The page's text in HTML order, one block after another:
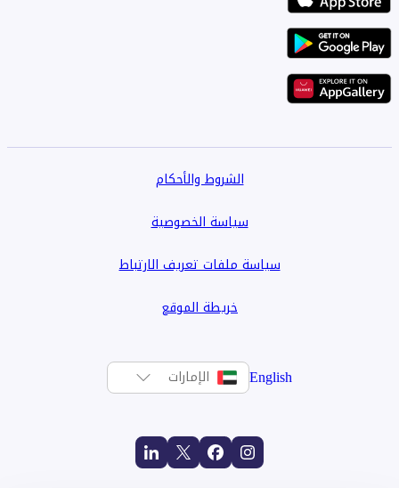
الشروط والأحكام
سياسة الخصوصية
سياسة ملفات تعريف الارتباط
خريطة الموقع
English الإمارات